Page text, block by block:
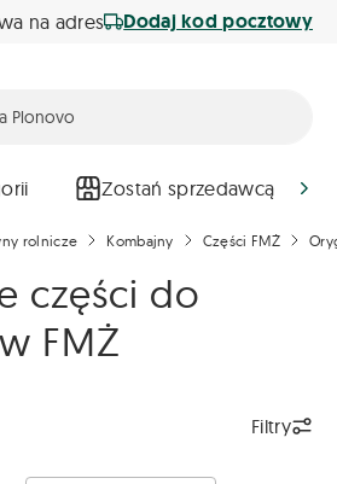
na adres Dodaj kod pocztowy
Zostań sprzedawcą
rolnicze Kombajny Części FMŻ
części do
FMŻ
Filtry